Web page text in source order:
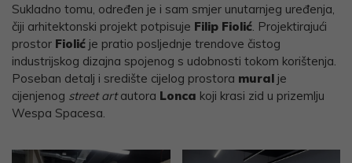
Sukladno tomu, određen je i sam smjer unutarnjeg uređenja,
čiji arhitektonski projekt potpisuje Filip Fiolić. Projektirajući
prostor Fiolić je pratio posljednje trendove čistog
industrijskog dizajna spojenog s udobnosti tokom korištenja.
Poseban detalj i središte cijelog prostora mural je
cijenjenog street artautora Lonca koji krasi zid u prizemlju
Wespa Spacesa.